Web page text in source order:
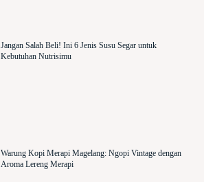
Jangan Salah Beli! Ini 6 Jenis Susu Segar untuk
Kebutuhan Nutrisimu
Warung Kopi Merapi Magelang: Ngopi Vintage dengan
Aroma Lereng Merapi